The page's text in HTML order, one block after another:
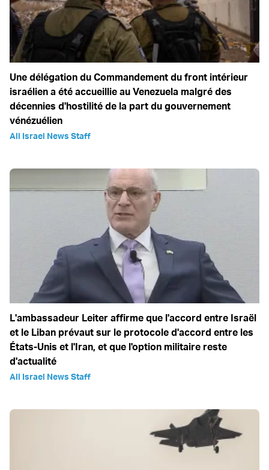
Une délégation du Commandement du front intérieur
israélien a été accueillie au Venezuela malgré des
décennies d'hostilité de la part du gouvernement
vénézuélien
All Israel News Staff
L'ambassadeur Leiter affirme que l'accord entre Israël
et le Liban prévaut sur le protocole d'accord entre les
États-Unis et l'Iran, et que l'option militaire reste
d'actualité
All Israel News Staff